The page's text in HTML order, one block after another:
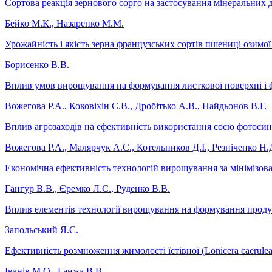
Сортова реакція зернового сорго на застосування мінеральних
Бейко М.К., Назаренко М.М.
Урожайність і якість зерна французських сортів пшениці
Борисенко В.В.
Вплив умов вирощування на формування листкової поверхні і
Вожегова Р.А., Коковіхін С.В., Дробітько А.В., Найдьонов В.Г.
Вплив агрозаходів на ефективність використання соєю
Вожегова Р.А., Малярчук А.С., Котельников Д.І., Резніченко
Економічна ефективність технологій вирощування за
Гангур В.В., Єремко Л.С., Руденко В.В.
Вплив елементів технології вирощування на формування
Запольський Я.С.
Ефективність розмноження жимолості їстівної (Lonicera